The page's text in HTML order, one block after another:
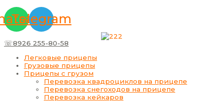
к
содержимому
Telegram
☏8926 255-80-58
Легковые прицепы
Грузовые прицепы
Прицепы с грузом
Перевозка квадроциклов на прицепе
Перевозка снегоходов на прицепе
Перевозка кейкаров
вверх